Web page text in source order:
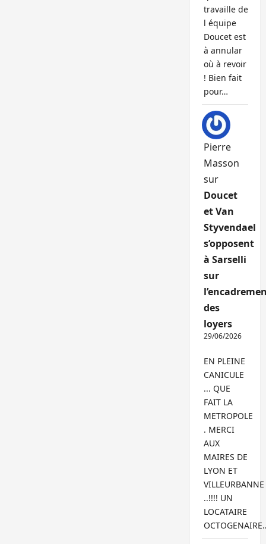
travaille de
l équipe
Doucet est
à annular
où à revoir
! Bien fait
pour…
Pierre
Masson
sur
Doucet
et Van
Styvendael
s’opposent
à Sarselli
sur
des
loyers
29/06/2026
EN PLEINE
CANICULE
... QUE
FAIT LA
METROPOLE
. MERCI
AUX
MAIRES DE
LYON ET
VILLEURBANNE
..!!!! UN
LOCATAIRE